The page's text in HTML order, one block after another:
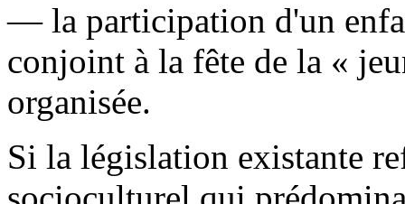
— la participation d'un
conjoint à la fête de la «
organisée.
Si la législation existante